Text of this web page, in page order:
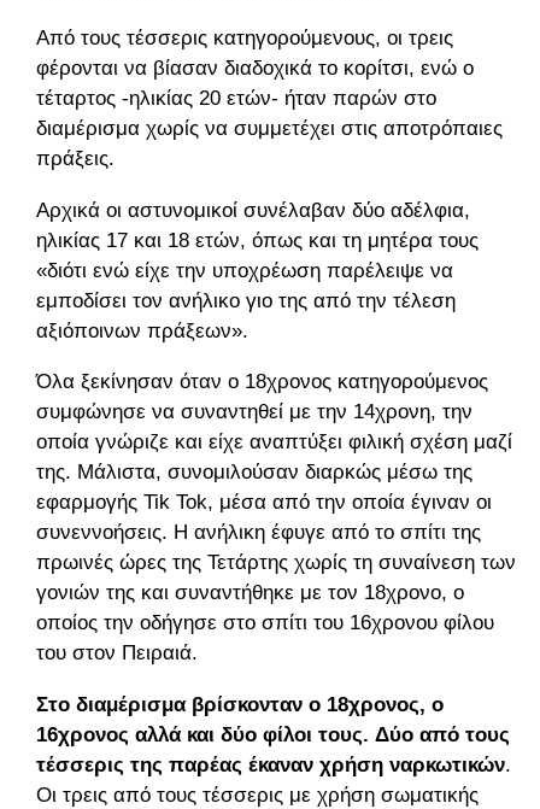
Από τους τέσσερις κατηγορούμενους, οι τρεις
φέρονται να βίασαν διαδοχικά το κορίτσι, ενώ ο
τέταρτος -ηλικίας 20 ετών- ήταν παρών στο
διαμέρισμα χωρίς να συμμετέχει στις αποτρόπαιες
πράξεις.
Αρχικά οι αστυνομικοί συνέλαβαν δύο αδέλφια,
ηλικίας 17 και 18 ετών, όπως και τη μητέρα τους
«διότι ενώ είχε την υποχρέωση παρέλειψε να
εμποδίσει τον ανήλικο γιο της από την τέλεση
αξιόποινων πράξεων».
Όλα ξεκίνησαν όταν ο 18χρονος κατηγορούμενος
συμφώνησε να συναντηθεί με την 14χρονη, την
οποία γνώριζε και είχε αναπτύξει φιλική σχέση μαζί
της. Μάλιστα, συνομιλούσαν διαρκώς μέσω της
εφαρμογής Tik Tok, μέσα από την οποία έγιναν οι
συνεννοήσεις. Η ανήλικη έφυγε από το σπίτι της
πρωινές ώρες της Τετάρτης χωρίς τη συναίνεση των
γονιών της και συναντήθηκε με τον 18χρονο, ο
οποίος την οδήγησε στο σπίτι του 16χρονου φίλου
του στον Πειραιά.
Στο διαμέρισμα βρίσκονταν ο 18χρονος, ο
16χρονος αλλά και δύο φίλοι τους. Δύο από τους
τέσσερις της παρέας έκαναν χρήση ναρκωτικών.
Οι τρεις από τους τέσσερις με χρήση σωματικής